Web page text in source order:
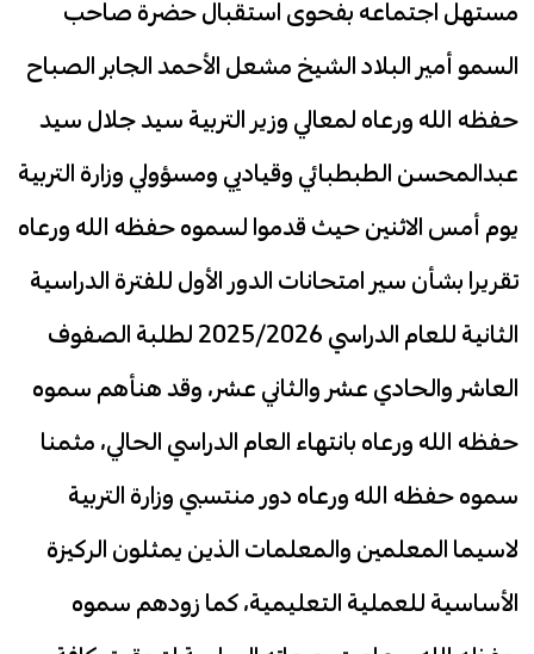
مستهل اجتماعه بفحوى استقبال حضرة صاحب
السمو أمير البلاد الشيخ مشعل الأحمد الجابر الصباح
حفظه الله ورعاه لمعالي وزير التربية سيد جلال سيد
عبدالمحسن الطبطبائي وقياديي ومسؤولي وزارة التربية
يوم أمس الاثنين حيث قدموا لسموه حفظه الله ورعاه
تقريرا بشأن سير امتحانات الدور الأول للفترة الدراسية
الثانية للعام الدراسي 2025/2026 لطلبة الصفوف
العاشر والحادي عشر والثاني عشر، وقد هنأهم سموه
حفظه الله ورعاه بانتهاء العام الدراسي الحالي، مثمنا
سموه حفظه الله ورعاه دور منتسبي وزارة التربية
لاسيما المعلمين والمعلمات الذين يمثلون الركيزة
الأساسية للعملية التعليمية، كما زودهم سموه